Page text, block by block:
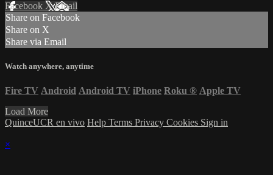
Facebook XEmail
Share on Facebook
Share on X
Share via Email
Watch anywhere, anytime
Fire TV Android Android TV iPhone Roku ® Apple TV
Load More
QuinceUCR en vivo Help Terms Privacy Cookies Sign in
×